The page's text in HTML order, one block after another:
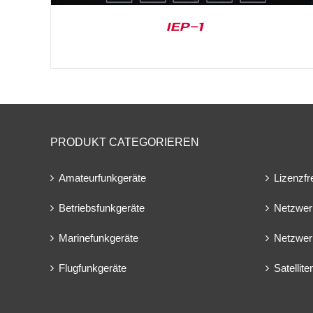
IEP-1
PRODUKT CATEGORIEREN
Amateurfunkgeräte
Betriebsfunkgeräte
Marinefunkgeräte
Flugfunkgeräte